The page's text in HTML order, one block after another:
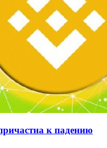
к падению